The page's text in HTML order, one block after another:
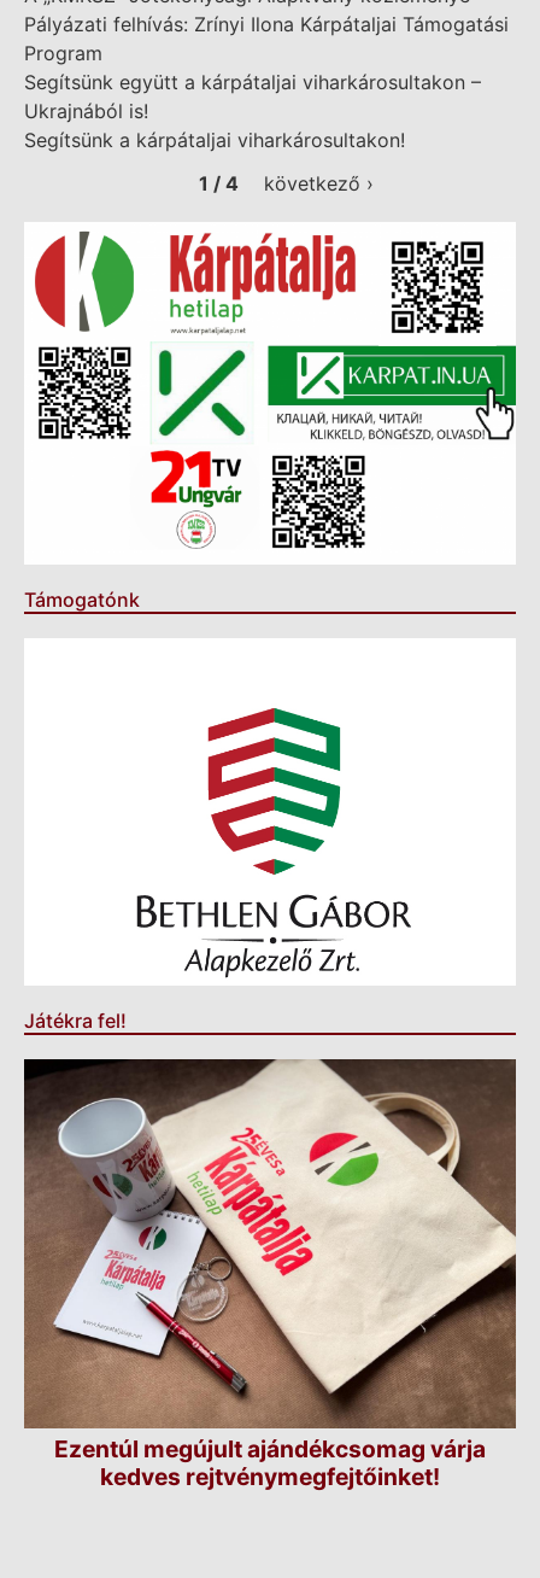
Pályázati felhívás: Zrínyi Ilona Kárpátaljai Támogatási
Program
Segítsünk együtt a kárpátaljai viharkárosultakon –
Ukrajnából is!
Segítsünk a kárpátaljai viharkárosultakon!
1 / 4
következő ›
Támogatónk
Játékra fel!
Ezentúl megújult ajándékcsomag várja
kedves rejtvénymegfejtőinket!